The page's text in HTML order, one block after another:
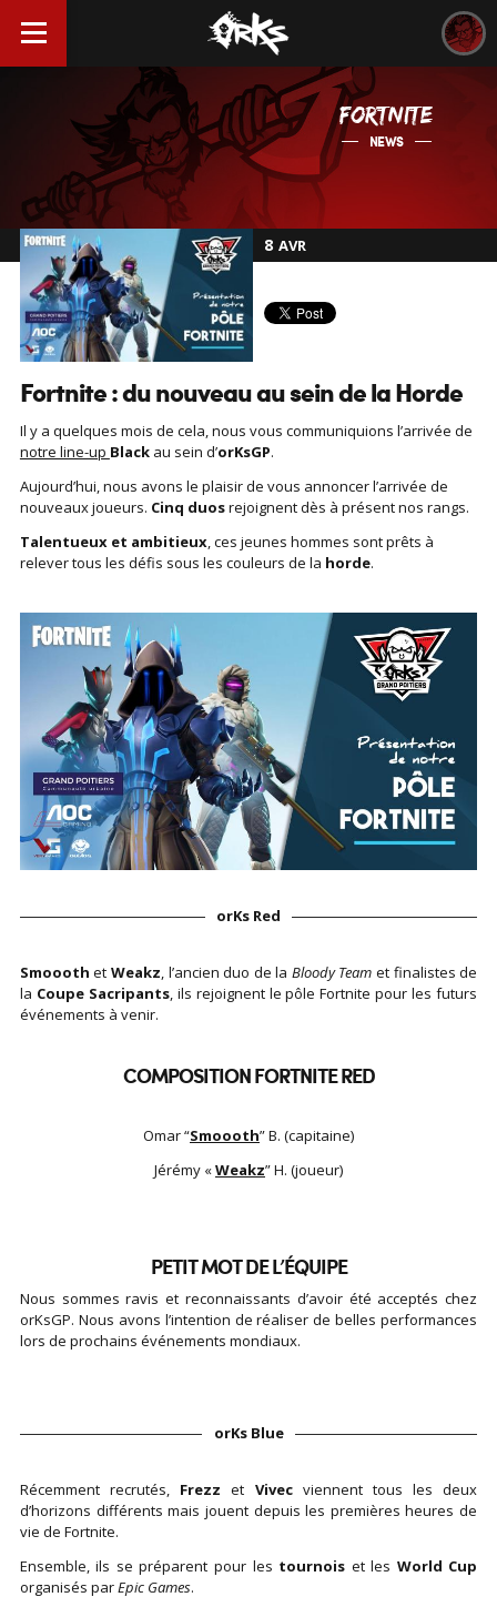
FORTNITE
NEWS
8 AVR
Fortnite : du nouveau au sein de la Horde
Il y a quelques mois de cela, nous vous communiquions l’arrivée de
notre line-up Blackau sein d’orKsGP.
Aujourd’hui, nous avons le plaisir de vous annoncer l’arrivée de
nouveaux joueurs. Cinq duosrejoignent dès à présent nos rangs.
Talentueux et ambitieux , ces jeunes hommes sont prêts à
relever tous les défis sous les couleurs de la horde.
orKs Red
Smoooth etWeakz, l’ancien duo de la Bloody Team et finalistes de
la Coupe Sacripants, ils rejoignent le pôle Fortnite pour les futurs
événements à venir.
COMPOSITION FORTNITE RED
Omar “Smoooth” B. (capitaine)
Jérémy «Weakz” H. (joueur)
PETIT MOT DE L’ÉQUIPE
Nous sommes ravis et reconnaissants d’avoir été acceptés chez
orKsGP. Nous avons l’intention de réaliser de belles performances
lors de prochains événements mondiaux.
orKs Blue
Récemment recrutés, Frezz et Vivecviennent tous les deux
d’horizons différents mais jouent depuis les premières heures de
vie de Fortnite.
Ensemble, ils se préparent pour les tournois et les World Cup
organisés parEpic Games.